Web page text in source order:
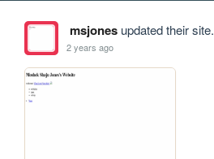
msjonesupdated their site.
2 years ago